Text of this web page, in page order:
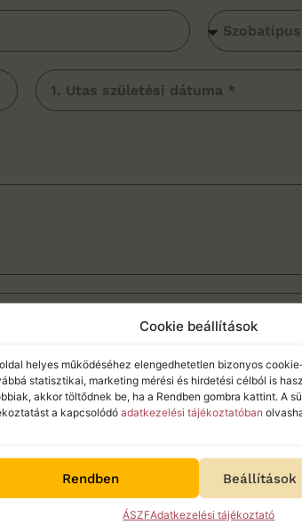
Cookie beállítások
helyes működéséhez elengedhetetlen bizonyos
statisztikai, marketing mérési és hirdetési célból is
akkor töltődnek be, ha a Rendben gombra kattint. A
a kapcsolódó adatkezelési tájékoztatóban
Rendben Beállítások
ÁSZFAdatkezelési tájékoztató
Tudomásul veszem, hogy az utazási
és az egyedi utazási szerződés /
Kft.
,
hogy a jelen űrlap elküldése foglalási
igény elküldése előtt megismertem
csomagra vonatkozó jogszabályi